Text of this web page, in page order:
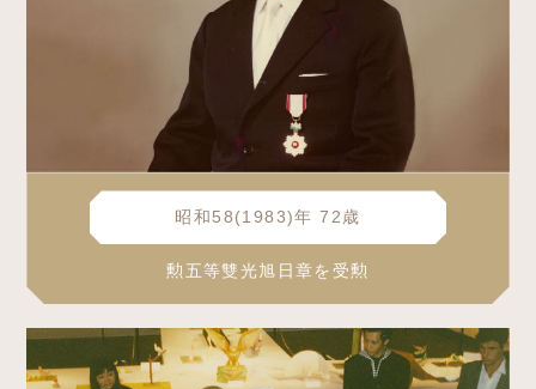
昭和58(1983)年 72歳
勲五等雙光旭日章を受勲